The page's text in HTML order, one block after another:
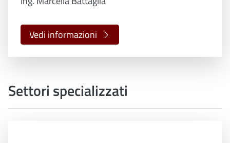
Vedi informazioni
Settori specializzati